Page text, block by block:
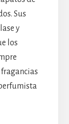
Sus
y
los